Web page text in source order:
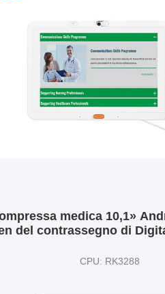
medica 10,1»
del contrassegno di
CPU: RK3288